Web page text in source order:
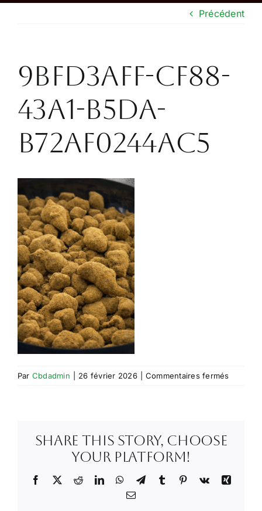
CONTACT
Précédent
9BFD3AFF-CF88-
43A1-B5DA-
B72AF0244AC5
Par Cbdadmin 26 février 2026 Commentaires ferméssur
Share This Story, Choose
Your Platform!
Facebook
X RedditLinkedInWhatsApp
TelegramTumblr Pinterest
Vk
Xing
Email